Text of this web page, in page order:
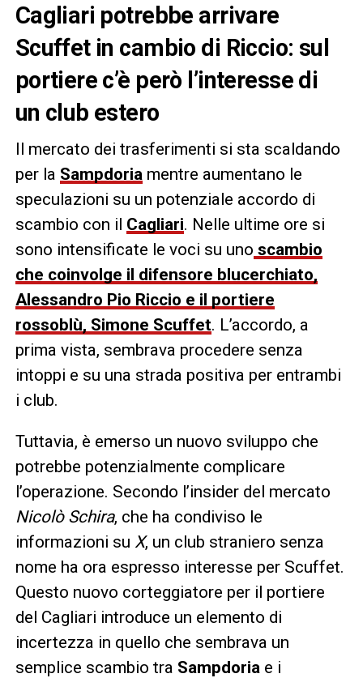
Cagliari potrebbe arrivare
Scuffet in cambio di Riccio: sul
portiere c’è però l’interesse di
un club estero
Il mercato dei trasferimenti si sta scaldando
per la Sampdoriamentre aumentano le
speculazioni su un potenziale accordo di
scambio con il Cagliari. Nelle ultime ore si
sono intensificate le voci su uno scambio
che coinvolge il difensore blucerchiato,
Alessandro Pio Riccio e il portiere
rossoblù, Simone Scuffet. L’accordo, a
prima vista, sembrava procedere senza
intoppi e su una strada positiva per entrambi
i club.
Tuttavia, è emerso un nuovo sviluppo che
potrebbe potenzialmente complicare
l’operazione. Secondo l’insider del mercato
Nicolò Schira, che ha condiviso le
informazioni su X, un club straniero senza
nome ha ora espresso interesse per Scuffet.
Questo nuovo corteggiatore per il portiere
del Cagliari introduce un elemento di
incertezza in quello che sembrava un
semplice scambio tra Sampdoriae i